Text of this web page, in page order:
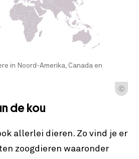
in Noord-Amerika, Canada en
Ⓒ
de kou
allerlei dieren. Zo vind je er
zoogdieren waaronder